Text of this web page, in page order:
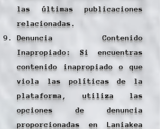
las últimas publicaciones
relacionadas.
Denuncia Contenido
Inapropiado: Si encuentras
contenido inapropiado o que
viola las políticas de la
plataforma, utiliza las
opciones de denuncia
proporcionadas en Laniakea